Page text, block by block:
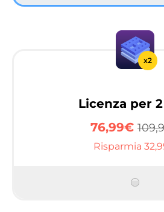
x2
Licenza per
76,99€
Risparmia